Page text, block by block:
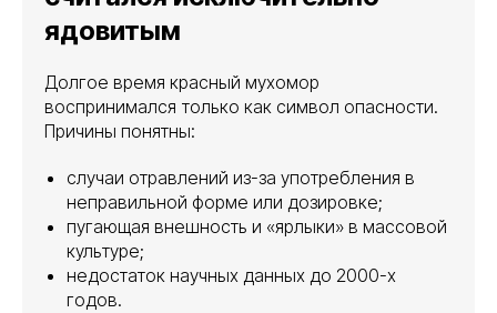
ядовитым
Долгое время красный мухомор
воспринимался только как символ опасности.
Причины понятны:
случаи отравлений из-за употребления в
неправильной форме или дозировке;
пугающая внешность и «ярлыки» в массовой
культуре;
недостаток научных данных до 2000-х
годов.